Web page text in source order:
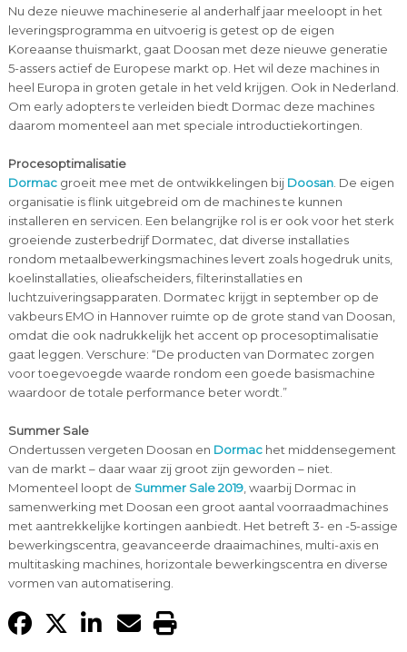
Nu deze nieuwe machineserie al anderhalf jaar meeloopt in het
leveringsprogramma en uitvoerig is getest op de eigen
Koreaanse thuismarkt, gaat Doosan met deze nieuwe generatie
5-assers actief de Europese markt op. Het wil deze machines in
heel Europa in groten getale in het veld krijgen. Ook in Nederland.
Om early adopters te verleiden biedt Dormac deze machines
daarom momenteel aan met speciale introductiekortingen.
Procesoptimalisatie
Dormacgroeit mee met de ontwikkelingen bij Doosan. De eigen
organisatie is flink uitgebreid om de machines te kunnen
installeren en servicen. Een belangrijke rol is er ook voor het sterk
groeiende zusterbedrijf Dormatec, dat diverse installaties
rondom metaalbewerkingsmachines levert zoals hogedruk units,
koelinstallaties, olieafscheiders, filterinstallaties en
luchtzuiveringsapparaten. Dormatec krijgt in september op de
vakbeurs EMO in Hannover ruimte op de grote stand van Doosan,
omdat die ook nadrukkelijk het accent op procesoptimalisatie
gaat leggen. Verschure: “De producten van Dormatec zorgen
voor toegevoegde waarde rondom een goede basismachine
waardoor de totale performance beter wordt.”
Summer Sale
Ondertussen vergeten Doosan en Dormachet middensegement
van de markt – daar waar zij groot zijn geworden – niet.
Momenteel loopt de Summer Sale 2019, waarbij Dormac in
samenwerking met Doosan een groot aantal voorraadmachines
met aantrekkelijke kortingen aanbiedt. Het betreft 3- en -5-assige
bewerkingscentra, geavanceerde draaimachines, multi-axis en
multitasking machines, horizontale bewerkingscentra en diverse
vormen van automatisering.